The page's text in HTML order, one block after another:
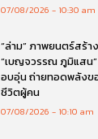
07/08/2026 10:30 am
“ล่าม” ภาพยนตร์สร้า
“เบญจวรรณ ภูมิแสน
อบอุ่น ถ่ายทอดพลังข
ชีวิตผู้คน
07/08/2026 10:10 am